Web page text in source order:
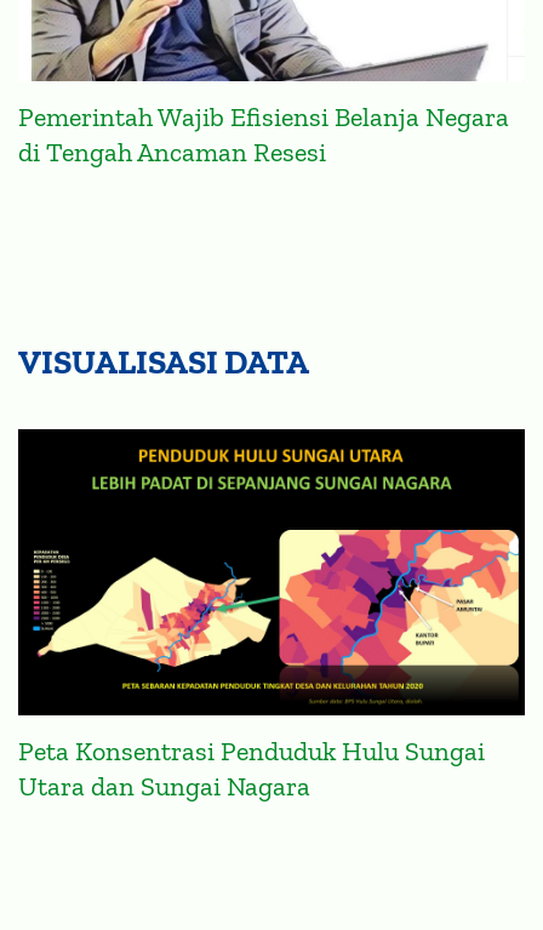
Pemerintah Wajib Efisiensi Belanja Negara
di Tengah Ancaman Resesi
VISUALISASI DATA
Peta Konsentrasi Penduduk Hulu Sungai
Utara dan Sungai Nagara